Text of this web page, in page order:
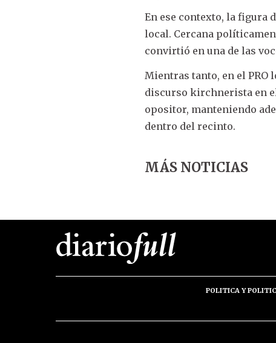
En ese contexto, la figura
local. Cercana
convirtió en una de las
Mientras tanto, en el
discurso kirchnerista en
opositor, manteniendo
dentro del recinto.
MÁS NOTICIAS
POLITICA Y